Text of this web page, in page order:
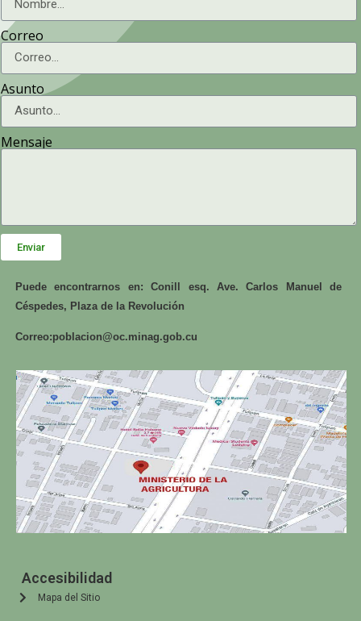
Correo
Asunto
Mensaje
Enviar
Puede encontrarnos en: Conill esq. Ave. Carlos Manuel de
Céspedes, Plaza de la Revolución
Correo:poblacion@oc.minag.gob.cu
Accesibilidad
Mapa del Sitio